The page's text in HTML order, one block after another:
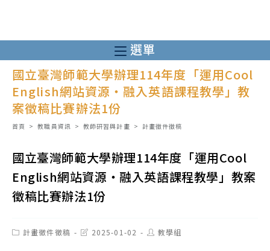
至
主
選單
國立臺灣師範大學辦理114年度「運用Cool
English網站資源‧融入英語課程教學」教
案徵稿比賽辦法1份
首頁 > 教職員資訊 > 教師研習與計畫 > 計畫徵件徵稿
國立臺灣師範大學辦理114年度「運用Cool
English網站資源‧融入英語課程教學」教案
徵稿比賽辦法1份
Post計畫徵件徵稿
Post2025-01-02
Post教學組